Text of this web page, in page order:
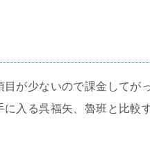
目が少ないので課金してが
に入る呉福矢、魯班と比